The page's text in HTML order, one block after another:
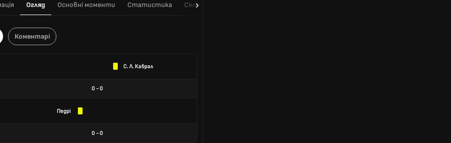
Огляд Основні моменти Статистика Склади команд
Коментарі
С. Л. Кабрал
0 -0
Педрі
0 -0